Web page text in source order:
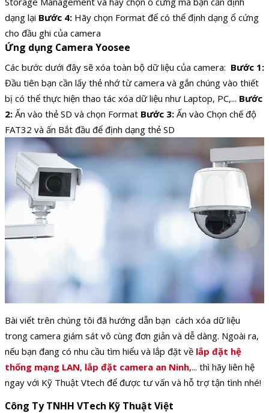
dạng lại Bước 4: Hãy chọn Format để có thể định dạng ổ cứng
cho đầu ghi của camera
Ứng dụng Camera Yoosee
Các bước dưới đây sẽ xóa toàn bộ dữ liệu của camera: Bước 1:
Đầu tiên bạn cần lấy thẻ nhớ từ camera và gắn chúng vào thiết
bị có thể thực hiện thao tác xóa dữ liệu như Laptop, PC,... Bước
2: Ấn vào thẻ SD và chọn Format Bước 3: Ấn vào Chọn chế độ
FAT32 và ấn Bắt đầu để định dạng thẻ SD
Bài viết trên chúng tôi đã hướng dẫn bạn cách xóa dữ liệu
trong camera giám sát vô cùng đơn giản và dễ dàng. Ngoài ra,
nếu bạn đang có nhu cầu tìm hiểu và lắp đặt về lắp đặt hệ
thống mạng LAN, lắp đặt camera an Ninh,... thì hãy liên hệ
ngay với Kỹ Thuật Vtech để được tư vấn và hỗ trợ tận tình nhé!
Công Ty TNHH VTech Kỹ Thuật Việt